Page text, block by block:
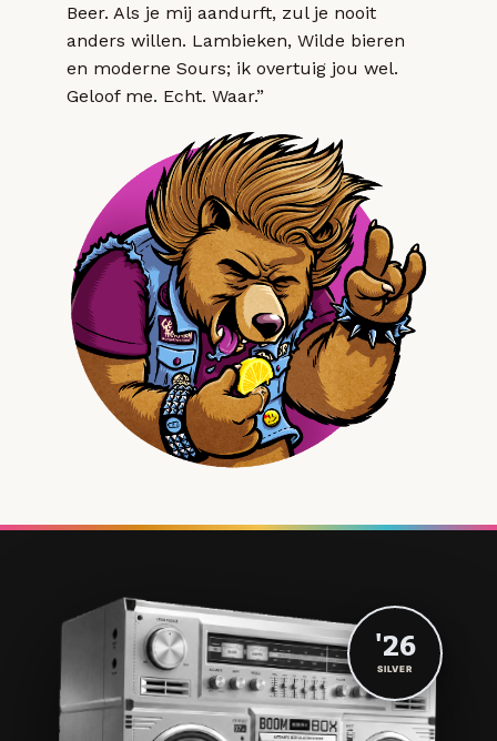
Beer. Als je mij aandurft, zul je nooit
anders willen. Lambieken, Wilde bieren
en moderne Sours; ik overtuig jou wel.
Geloof me. Echt. Waar.”
'26
SILVER